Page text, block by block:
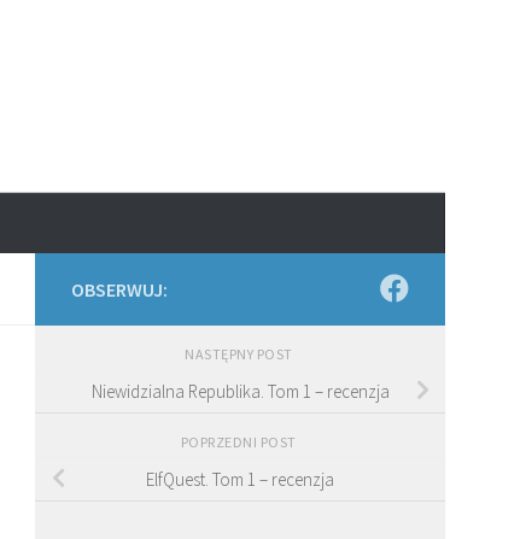
OBSERWUJ:
NASTĘPNY POST
Niewidzialna Republika. Tom 1 – recenzja
POPRZEDNI POST
ElfQuest. Tom 1 – recenzja